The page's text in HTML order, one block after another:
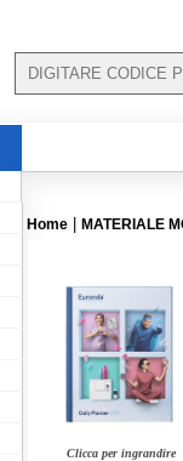
Home MATERIALE
Clicca per ingrandire